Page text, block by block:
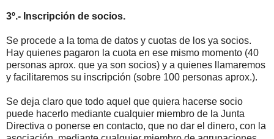
3º.- Inscripción de socios.
​Se procede a la toma de datos y cuotas de los ya socios.
Hay quienes pagaron la cuota en ese mismo momento (40
personas aprox. que ya son socios) y a quienes llamaremos
y facilitaremos su inscripción (sobre 100 personas aprox.).
​Se deja claro que todo aquel que quiera hacerse socio
puede hacerlo mediante cualquier miembro de la Junta
Directiva o ponerse en contacto, que no dar el dinero, con la